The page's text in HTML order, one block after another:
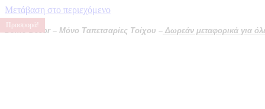
Μετάβαση στο περιεχόμενο
Domo Decor – Μόνο Ταπετσαρίες Τοίχου – Δωρεάν μεταφορικά για
Προσφορά!
Προσφορά!
Προσφορά!
Προσφορά!